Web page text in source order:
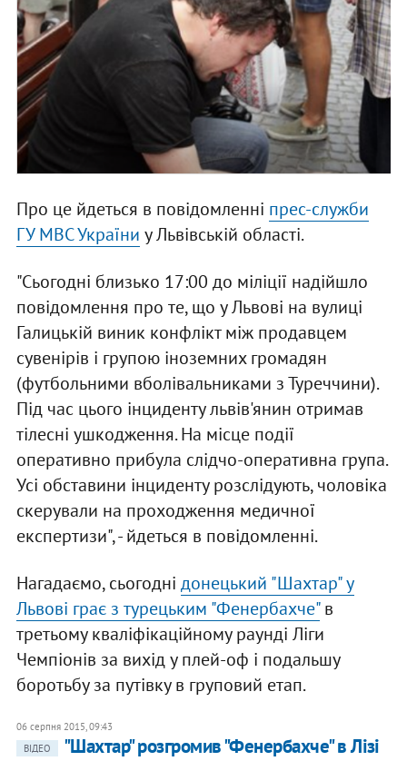
Про це йдеться в повідомленні прес-служби
ГУ МВС України у Львівській області.
"Сьогодні близько 17:00 до міліції надійшло
повідомлення про те, що у Львові на вулиці
Галицькій виник конфлікт між продавцем
сувенірів і групою іноземних громадян
(футбольними вболівальниками з Туреччини).
Під час цього інциденту львів'янин отримав
тілесні ушкодження. На місце події
оперативно прибула слідчо-оперативна група.
Усі обставини інциденту розслідують, чоловіка
скерували на проходження медичної
експертизи", - йдеться в повідомленні.
Нагадаємо, сьогодні донецький "Шахтар" у
Львові грає з турецьким "Фенербахче"в
третьому кваліфікаційному раунді Ліги
Чемпіонів за вихід у плей-оф і подальшу
боротьбу за путівку в груповий етап.
06 серпня 2015, 09:43
ВІДЕО
"Шахтар" розгромив "Фенербахче" в Лізі